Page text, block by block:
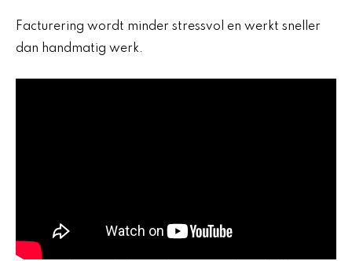
Facturering wordt minder stressvol en werkt sneller
dan handmatig werk.